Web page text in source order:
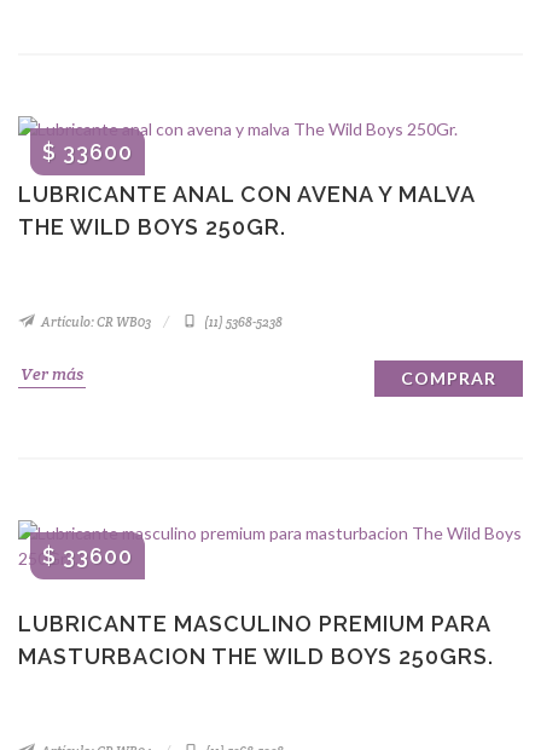
LUBRICANTE ANAL CON AVENA Y MALVA
THE WILD BOYS 250GR.
$ 33600
Artículo: CR WB03 (11) 5368-5238
Ver más COMPRAR
LUBRICANTE MASCULINO PREMIUM PARA
MASTURBACION THE WILD BOYS 250GRS.
$ 33600